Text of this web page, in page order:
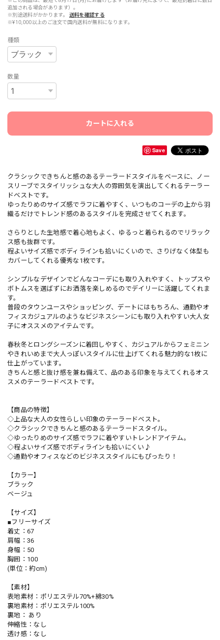
追加される場合があります）。
※別途送料がかかります。
送料を確認する
※¥10,000以上のご注文で国内送料が無料になります。
種類
数量
カートに入れる
Save
クラシックできちんと感のあるテーラードスタイルをベースに、ノー
スリーブでスタイリッシュな大人の雰囲気を演出してくれるテーラー
ドベストです。
ゆったりめのサイズ感でラフに着やすく、いつものコーデの上から羽
織るだけでトレンド感のあるスタイルを完成させてくれます。
さらりとした生地感で着心地もよく、ゆるっと着られるのでリラック
ス感も抜群です。
程よいサイズ感でボディラインも拾いにくいので、さりげなく体型も
カバーしてくれる優秀な1枚です。
シンプルなデザインでどんなコーデにも取り入れやすく、トップスや
ボトムスを選ばずにお洒落を楽しめるのでデイリーに活躍してくれま
す。
普段のタウンユースやショッピング、デートにはもちろん、通勤やオ
フィスカジュアルのようなビジネスシーンにも取り入れやすい大人女
子にオススメのアイテムです。
春秋冬とロングシーズンに着回しやすく、カジュアルからフェミニン
やきれいめまで大人っぽいスタイルに仕上げてくれる魅力的な1枚に
仕上がっています。
きちんと感と抜け感を兼ね備えて、品のある印象を与えてくれるオス
スメのテーラードベストです。
【商品の特徴】
◇上品な大人の女性らしい印象のテーラードベスト。
◇クラシックできちんと感のあるテーラードスタイル。
◇ゆったりめのサイズ感でラフに着やすいトレンドアイテム。
◇程よいサイズ感でボディラインも拾いにくい♪
◇通勤やオフィスなどのビジネススタイルにもぴったり！
【カラー】
ブラック
ベージュ
【サイズ】
■フリーサイズ
着丈：67
肩幅：36
身幅：50
胸囲：100
(単位：約cm)
【素材】
表地素材：ポリエステル70%+綿30%
裏地素材：ポリエステル100%
裏地： あり
伸縮性：なし
透け感：なし